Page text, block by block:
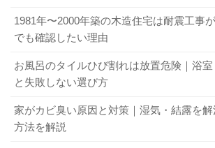
1981年〜2000年築の木造住宅は耐震工事
でも確認したい理由
お風呂のタイルひび割れは放置危険｜浴
と失敗しない選び方
家がカビ臭い原因と対策｜湿気・結露を
方法を解説